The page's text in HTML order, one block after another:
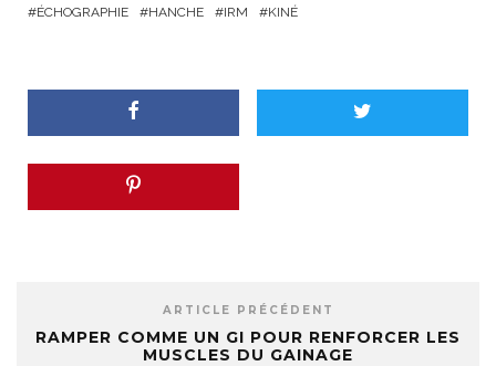
ÉCHOGRAPHIE HANCHE IRM KINÉ
ARTICLE PRÉCÉDENT
RAMPER COMME UN GI POUR RENFORCER LES
MUSCLES DU GAINAGE